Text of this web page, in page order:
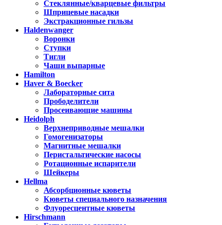
Стеклянные/кварцевые фильтры
Шприцевые насадки
Экстракционные гильзы
Haldenwanger
Воронки
Ступки
Тигли
Чаши выпарные
Hamilton
Haver & Boecker
Лабораторные сита
Прободелители
Просеивающие машины
Heidolph
Верхнеприводные мешалки
Гомогенизаторы
Магнитные мешалки
Перистальтические насосы
Ротационные испарители
Шейкеры
Hellma
Абсорбционные кюветы
Кюветы специального назначения
Флуоресцентные кюветы
Hirschmann